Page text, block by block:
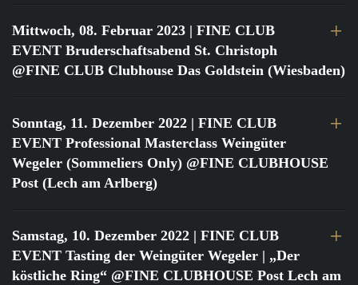
Mittwoch, 08. Februar 2023 | FINE CLUB
EVENT Bruderschaftsabend St. Christoph
@FINE CLUB Clubhouse Das Goldstein (Wiesbaden)
Sonntag, 11. Dezember 2022 | FINE CLUB
EVENT Professional Masterclass Weingüter
Wegeler (Sommeliers Only) @FINE CLUBHOUSE
Post (Lech am Arlberg)
Samstag, 10. Dezember 2022 | FINE CLUB
EVENT Tasting der Weingüter Wegeler | „Der
köstliche Ring“ @FINE CLUBHOUSE Post Lech am